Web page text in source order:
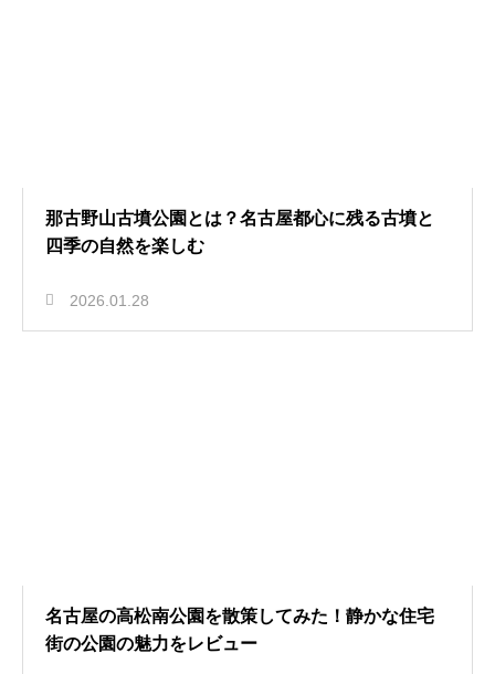
那古野山古墳公園とは？名古屋都心に残る古墳と
四季の自然を楽しむ
2026.01.28
名古屋の高松南公園を散策してみた！静かな住宅
街の公園の魅力をレビュー